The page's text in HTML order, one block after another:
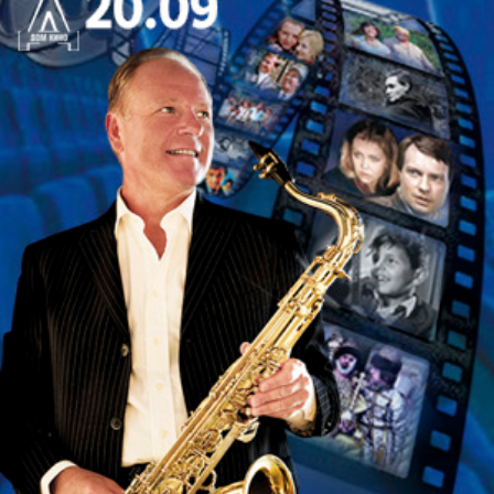
В программе первого отделения прозвучат
Четвертый концерт для фортепиано с оркестром
и Рапсодия на тему Паганини, солистом в которых
выступит лауреат XVII Международного конкурса
имени П. И. Чайковского Валентин Малинин.
Одна из самых значительных партитур
отечественного и мирового музыкального
искусства – Вторая симфония – продолжит
концерт. После премьерного исполнения этого
сочинения пресса откликнулась отзывом: «Новая
симфония есть, прежде всего, свое,
рахманиновское, свободно порожденное
внутренним миром тонкого и цельного художника,
самостоятельно думающего, чувствующего,
переживающего...» Вторая симфония, написанная
Рахманиновым в период творческого расцвета,
запечатлела основные темы, образы